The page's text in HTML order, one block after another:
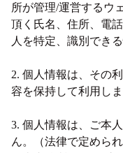
所が管理/運営するウ
頂く氏名、住所、電
人を特定、識別でき
2. 個人情報は、その
容を保持して利用しま
3. 個人情報は、ご本
ん。（法律で定めら